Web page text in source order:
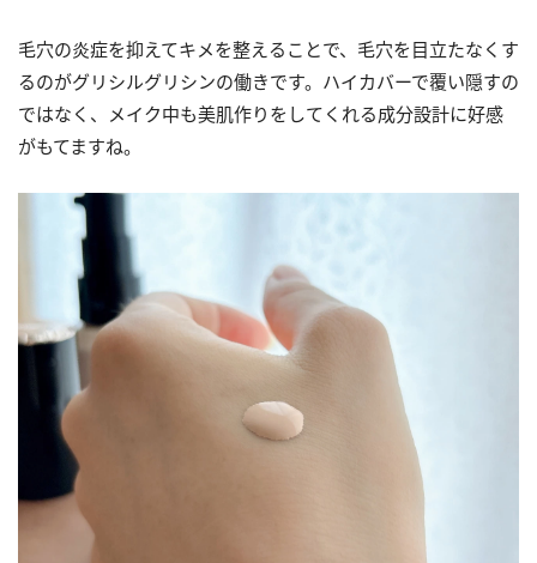
毛穴の炎症を抑えてキメを整えることで、毛穴を目立たなくす
るのがグリシルグリシンの働きです。ハイカバーで覆い隠すの
ではなく、メイク中も美肌作りをしてくれる成分設計に好感
がもてますね。